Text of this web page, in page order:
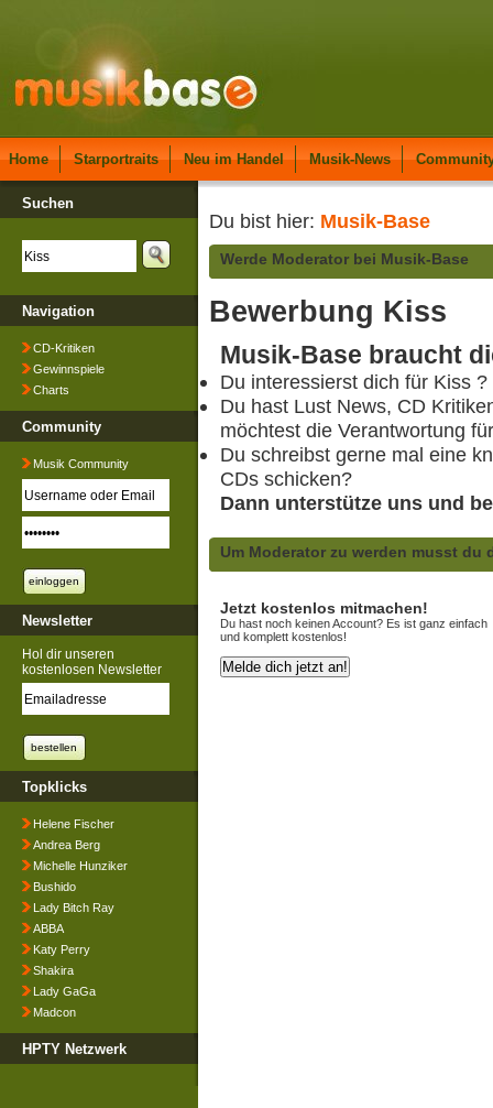
Home Starportraits Neu im Handel Musik-News
Suchen
Navigation
CD-Kritiken
Gewinnspiele
Charts
Community
Musik Community
Newsletter
Hol dir unseren
kostenlosen Newsletter
Topklicks
Helene Fischer
Andrea Berg
Michelle Hunziker
Bushido
Lady Bitch Ray
ABBA
Katy Perry
Shakira
Lady GaGa
Madcon
HPTY Netzwerk
Du bist hier: Musik-Base
Werde Moderator bei Musik-Base
Bewerbung Kiss
Musik-Base braucht
Du interessierst dich für Kiss ?
Du hast Lust News, CD
möchtest die Verantwortung
Du schreibst gerne mal eine
CDs schicken?
Dann unterstütze uns und
Um Moderator zu werden musst
Jetzt kostenlos mitmachen!
Du hast noch keinen Account? Es ist ganz einfach
und komplett kostenlos!